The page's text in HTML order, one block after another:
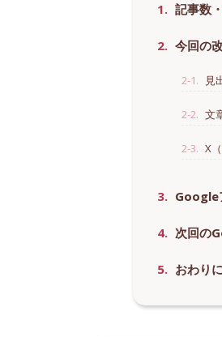
1. 記事数
2. 今回の
2-1. 見
2-2. 文
2-3. X
3. Google
4. 次回の
5. おわり